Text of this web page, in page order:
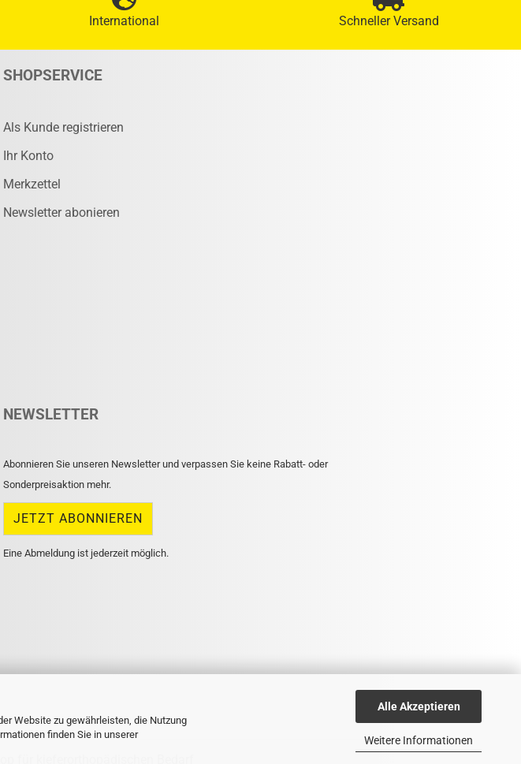
Website zu gewährleisten, die Nutzung
finden Sie in unserer
Alle Akzeptieren
Weitere Informationen
International Schneller Versand
SHOPSERVICE
Als Kunde registrieren
Ihr Konto
Merkzettel
Newsletter abonieren
NEWSLETTER
Abonnieren Sie unseren Newsletter und verpassen Sie keine Rabatt- oder
Sonderpreisaktion mehr.
Eine Abmeldung ist jederzeit möglich.